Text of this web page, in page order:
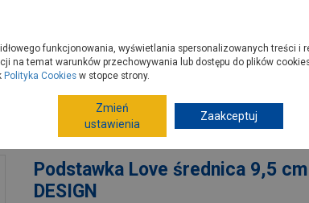
Porady
Wyposażenie, AGD AGD do jedzenia,
Podstawka Love średnica 9,5 cm
DESIGN
funkcjonowania, wyświetlania spersonalizowanych treści
na temat warunków przechowywania lub dostępu do plików
Polityka Cookies w stopce strony.
Zmień
ustawienia
Zaakceptuj